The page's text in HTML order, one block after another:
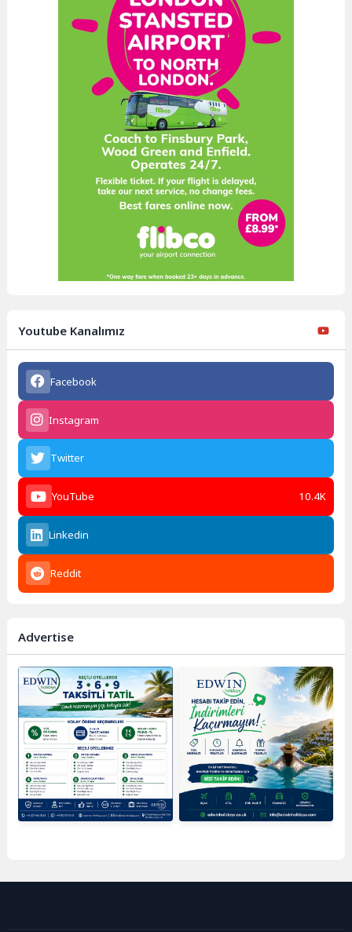
Youtube Kanalımız
Facebook
Instagram
Twitter
YouTube 10.4K
Linkedin
Reddit
Advertise